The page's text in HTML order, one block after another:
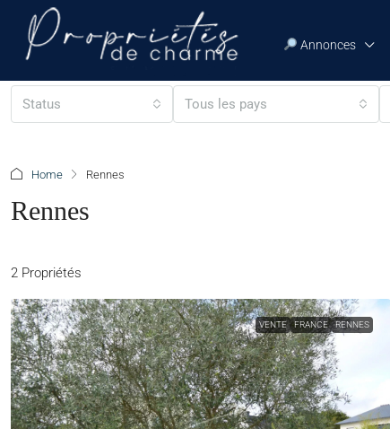
Annonces
Status Tous les pays
Home Rennes
Rennes
2 Propriétés
VENTE FRANCE RENNES